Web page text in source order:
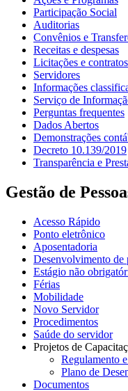
Participação Social
Auditorias
Convênios e
Receitas e despesas
Licitações e contratos
Servidores
Informações
Serviço de
Perguntas frequentes
Dados Abertos
Demonstrações
Decreto 10.139/2019
Transparência e
Gestão de
Acesso Rápido
Ponto eletrônico
Aposentadoria
Desenvolvimento de
Estágio não
Férias
Mobilidade
Novo Servidor
Procedimentos
Saúde do servidor
Projetos de
Regulamento
Plano de
Documentos